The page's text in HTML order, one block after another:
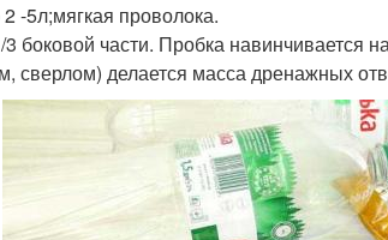
-5л;мягкая проволока.
боковой части. Пробка навинчивается
сверлом) делается масса дренажных